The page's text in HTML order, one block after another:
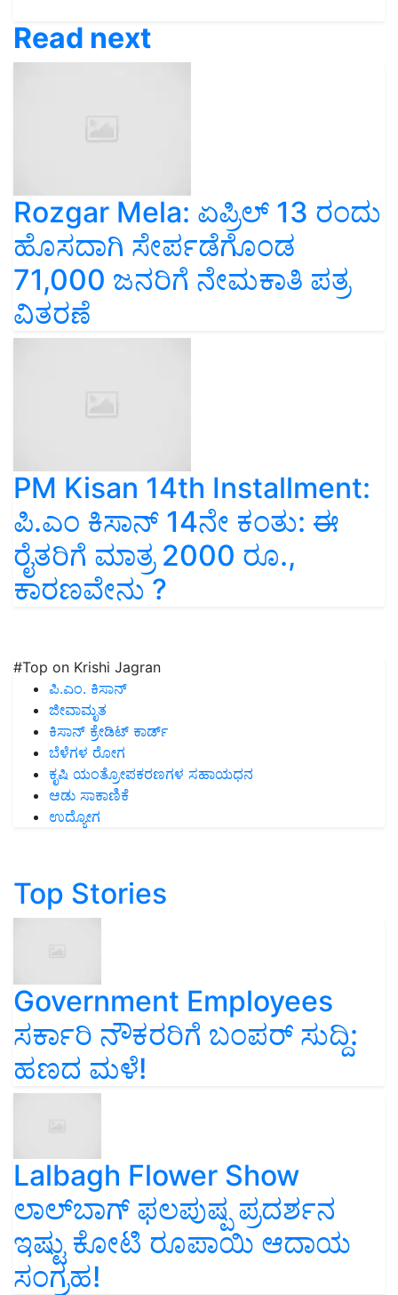
Read next
Rozgar Mela: ಏಪ್ರಿಲ್ 13 ರಂದು
ಹೊಸದಾಗಿ ಸೇರ್ಪಡೆಗೊಂಡ
71,000 ಜನರಿಗೆ ನೇಮಕಾತಿ ಪತ್ರ
ವಿತರಣೆ
PM Kisan 14th Installment:
ಪಿ.ಎಂ ಕಿಸಾನ್ 14ನೇ ಕಂತು: ಈ
ರೈತರಿಗೆ ಮಾತ್ರ 2000 ರೂ.,
ಕಾರಣವೇನು ?
#Top on Krishi Jagran
ಪಿ.ಎಂ. ಕಿಸಾನ್
ಜೀವಾಮೃತ
ಕಿಸಾನ್ ಕ್ರೇಡಿಟ್ ಕಾರ್ಡ್
ಬೆಳೆಗಳ ರೋಗ
ಕೃಷಿ ಯಂತ್ರೋಪಕರಣಗಳ ಸಹಾಯಧನ
ಆಡು ಸಾಕಾಣಿಕೆ
ಉದ್ಯೋಗ
Top Stories
Government Employees
ಸರ್ಕಾರಿ ನೌಕರರಿಗೆ ಬಂಪರ್‌ ಸುದ್ದಿ:
ಹಣದ ಮಳೆ!
Lalbagh Flower Show
ಲಾಲ್‌ಬಾಗ್ ಫಲಪುಷ್ಪ ಪ್ರದರ್ಶನ
ಇಷ್ಟು ಕೋಟಿ ರೂಪಾಯಿ ಆದಾಯ
ಸಂಗ್ರಹ!